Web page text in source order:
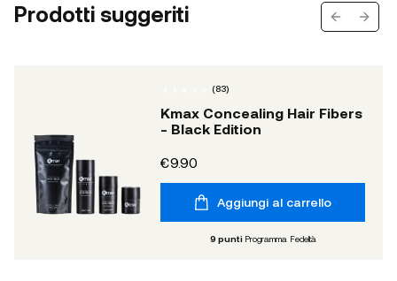
Prodotti suggeriti Previous
Next
(83)
Kmax Concealing Hair Fibers
- Black Edition
€9.90
Aggiungi al carrello
9 punti Programma Fedeltà